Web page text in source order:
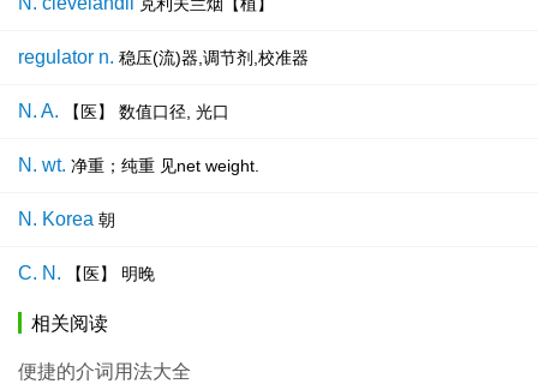
克利夫兰烟【植】
regulator n. 稳压(流)器,调节剂,校准器
N. A. 【医】 数值口径, 光口
N. wt. 净重；纯重 见net weight.
N. Korea 朝
C. N. 【医】 明晚
相关阅读
便捷的介词用法大全